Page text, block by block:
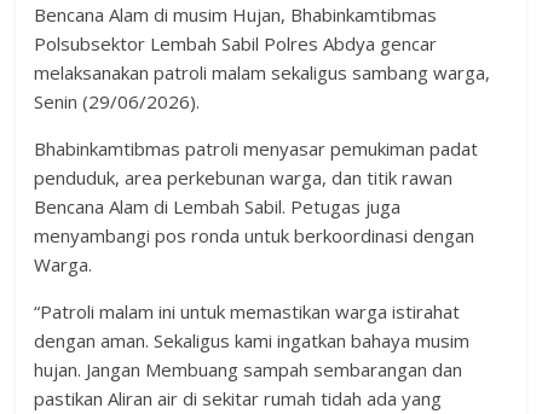
Bencana Alam di musim Hujan, Bhabinkamtibmas
Polsubsektor Lembah Sabil Polres Abdya gencar
melaksanakan patroli malam sekaligus sambang warga,
Senin (29/06/2026).
Bhabinkamtibmas patroli menyasar pemukiman padat
penduduk, area perkebunan warga, dan titik rawan
Bencana Alam di Lembah Sabil. Petugas juga
menyambangi pos ronda untuk berkoordinasi dengan
Warga.
“Patroli malam ini untuk memastikan warga istirahat
dengan aman. Sekaligus kami ingatkan bahaya musim
hujan. Jangan Membuang sampah sembarangan dan
pastikan Aliran air di sekitar rumah tidah ada yang